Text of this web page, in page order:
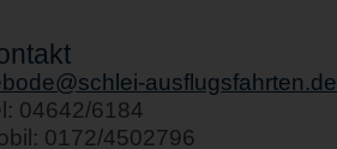
ausflugsfahrten.de
04642/6184
0172/4502796